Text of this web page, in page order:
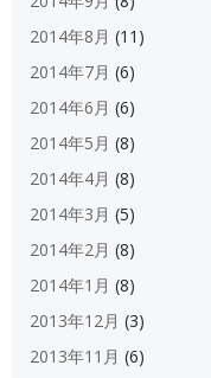
2014年8月 (11)
2014年7月 (6)
2014年6月 (6)
2014年5月 (8)
2014年4月 (8)
2014年3月 (5)
2014年2月 (8)
2014年1月 (8)
2013年12月 (3)
2013年11月 (6)